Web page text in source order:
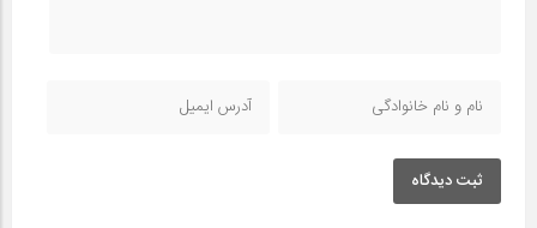
ثبت دیدگاه